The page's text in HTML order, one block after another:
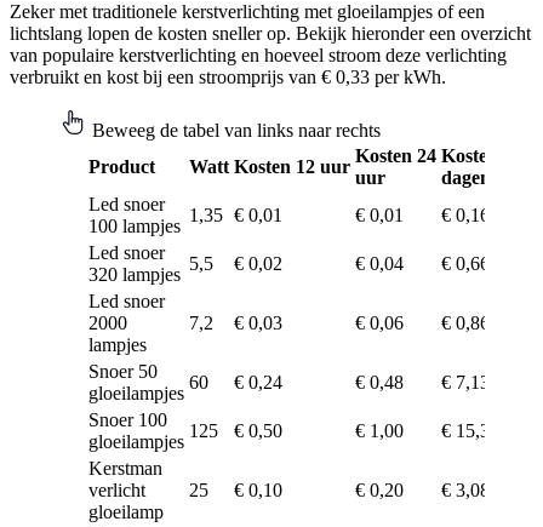
Zeker met traditionele kerstverlichting met gloeilampjes of een
lichtslang lopen de kosten sneller op. Bekijk hieronder een overzicht
van populaire kerstverlichting en hoeveel stroom deze verlichting
verbruikt en kost bij een stroomprijs van € 0,33 per kWh.
Beweeg de tabel van links naar rechts
Product
Watt Kosten 12 uur
Kosten 24
uur
Kosten 30
dagen
Led snoer
100 lampjes
1,35 € 0,01 € 0,01 € 0,16
Led snoer
320 lampjes
5,5 € 0,02 € 0,04 € 0,66
Led snoer
2000
lampjes
7,2 € 0,03 € 0,06 € 0,86
Snoer 50
gloeilampjes
60 € 0,24 € 0,48 € 7,13
Snoer 100
gloeilampjes
125 € 0,50 € 1,00 € 15,38
Kerstman
verlicht
gloeilamp
25 € 0,10 € 0,20 € 3,08